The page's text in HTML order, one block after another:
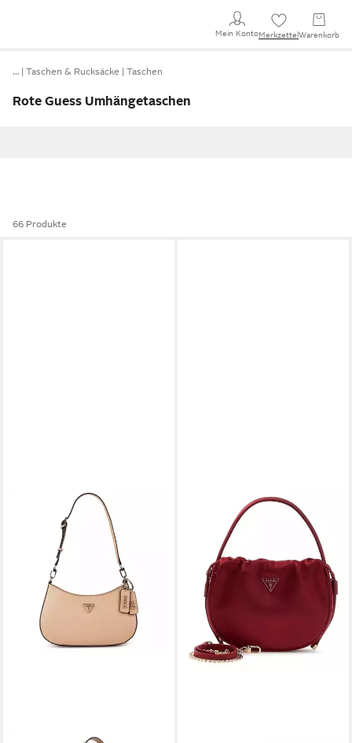
Mein KontoMerkzettel Warenkorb
… Taschen & Rucksäcke Taschen
Rote Guess Umhängetaschen
66 Produkte